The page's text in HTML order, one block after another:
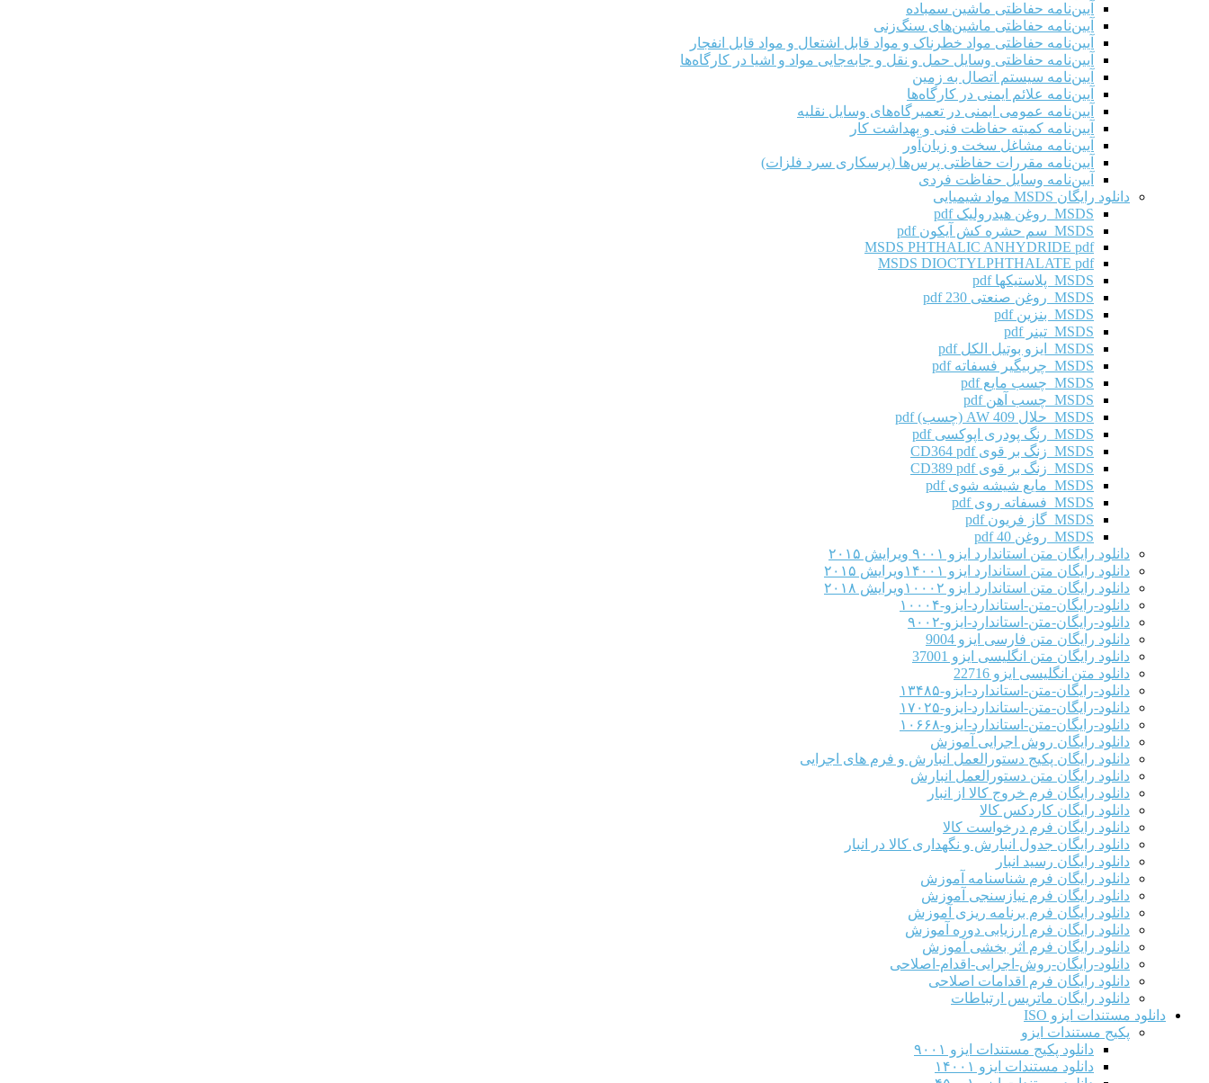
آیین‌نامه حفاظتی ماشین سمباده
آیین‌نامه حفاظتی ماشین‌های سنگ‌زنی
آیین‌نامه حفاظتی مواد خطرناک و مواد قابل اشتعال و مواد قابل انفجار
آیین‌نامه حفاظتی وسایل حمل و نقل و جابه‌جایی مواد و اشیا در کارگاه‌ها
آیین‌نامه سیستم اتصال به زمین
آیین‌نامه علائم ایمنی در کارگاه‌ها
آیین‌نامه عمومی ایمنی در تعمیرگاه‌های وسایل نقلیه
آیین‌نامه کمیته حفاظت فنی و بهداشت کار
آیین‌نامه مشاغل سخت و زیان‌آور
آیین‌نامه مقررات حفاظتی پرس‌ها (پرسکاری سرد فلزات)
آیین‌نامه وسایل حفاظت فردی
دانلود رایگان MSDS مواد شیمیایی
MSDS روغن هیدرولیک pdf
MSDS سم حشره کش آیکون pdf
MSDS PHTHALIC ANHYDRIDE pdf
MSDS DIOCTYLPHTHALATE pdf
MSDS پلاستیکها pdf
MSDS روغن صنعتی 230 pdf
MSDS بنزین pdf
MSDS تینر pdf
MSDS ایزو بوتیل الکل pdf
MSDS چربیگیر فسفاته pdf
MSDS چسب مایع pdf
MSDS چسب آهن pdf
MSDS حلال AW 409 (چسب) pdf
MSDS رنگ پودری اپوکسی pdf
MSDS زنگ بر قوی CD364 pdf
MSDS زنگ بر قوی CD389 pdf
MSDS مایع شیشه شوی pdf
MSDS فسفاته روی pdf
MSDS گاز فریون pdf
MSDS روغن 40 pdf
دانلود رایگان متن استاندارد ایزو ۹۰۰۱ ویرایش ۲۰۱۵
دانلود رایگان متن استاندارد ایزو ۱۴۰۰۱ویرایش ۲۰۱۵
دانلود رایگان متن استاندارد ایزو ۱۰۰۰۲ویرایش ۲۰۱۸
دانلود-رایگان-متن-استاندارد-ایزو-۱۰۰۰۴
دانلود-رایگان-متن-استاندارد-ایزو-۹۰۰۲
دانلود رایگان متن فارسی ایزو 9004
دانلود رایگان متن انگلیسی ایزو 37001
دانلود متن انگلیسی ایزو 22716
دانلود-رایگان-متن-استاندارد-ایزو-۱۳۴۸۵
دانلود-رایگان-متن-استاندارد-ایزو-۱۷۰۲۵
دانلود-رایگان-متن-استاندارد-ایزو-۱۰۶۶۸
دانلود رایگان روش اجرایی آموزش
دانلود رایگان پکیج دستورالعمل انبارش و فرم های اجرایی
دانلود رایگان متن دستورالعمل انبارش
دانلود رایگان فرم خروج کالا از انبار
دانلود رایگان کاردکس کالا
دانلود رایگان فرم درخواست کالا
دانلود رایگان جدول انبارش و نگهداری کالا در انبار
دانلود رایگان رسید انبار
دانلود رایگان فرم شناسنامه آموزش
دانلود رایگان فرم نیازسنجی آموزش
دانلود رایگان فرم برنامه ریزی آموزش
دانلود رایگان فرم ارزیابی دوره آموزش
دانلود رایگان فرم اثر بخشی آموزش
دانلود-رایگان-روش-اجرایی-اقدام-اصلاحی
دانلود رایگان فرم اقدامات اصلاحی
دانلود رایگان ماتریس ارتباطات
دانلود مستندات ایزو ISO
پکیج مستندات ایزو
دانلود پکیج مستندات ایزو ۹۰۰۱
دانلود مستندات ایزو ۱۴۰۰۱